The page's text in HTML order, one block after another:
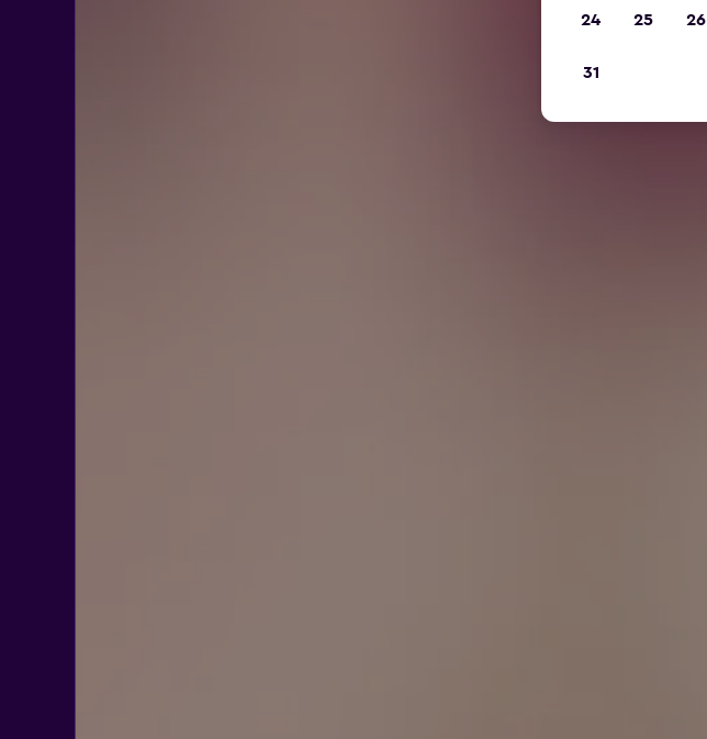
24 25 26
31